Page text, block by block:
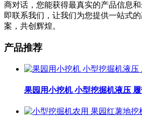
商对话，您能获得最真实的产品信息
即联系我们，让我们为您提供一站式
案，共创辉煌。
产品推荐
果园用小挖机 小型挖掘机液压